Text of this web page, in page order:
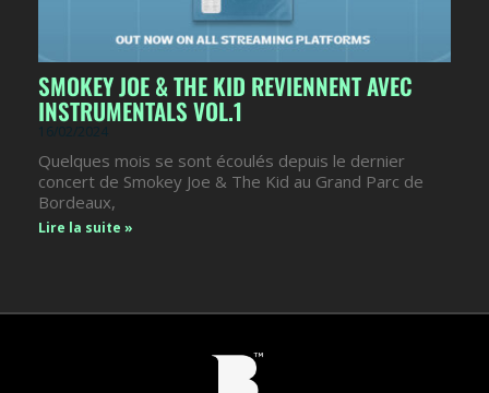
SMOKEY JOE & THE KID REVIENNENT AVEC
INSTRUMENTALS VOL.1
16/02/2024
Quelques mois se sont écoulés depuis le dernier
concert de Smokey Joe & The Kid au Grand Parc de
Bordeaux,
Lire la suite »